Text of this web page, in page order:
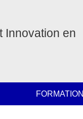
Innovation en
FORMATION